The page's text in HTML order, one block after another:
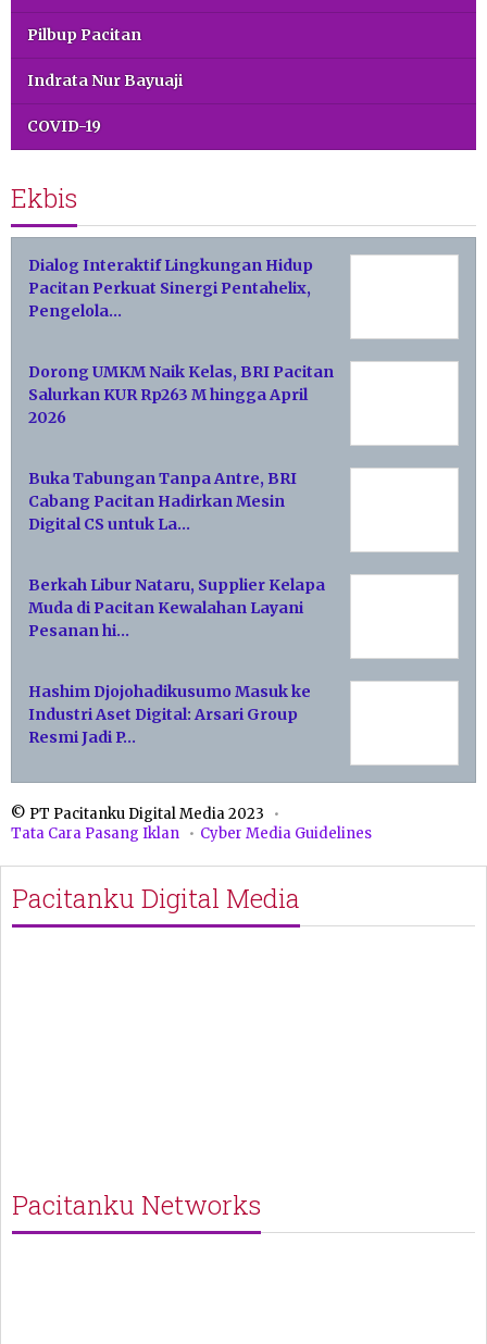
Pilbup Pacitan
Indrata Nur Bayuaji
COVID-19
Ekbis
Dialog Interaktif Lingkungan Hidup
Pacitan Perkuat Sinergi Pentahelix,
Pengelola…
Dorong UMKM Naik Kelas, BRI Pacitan
Salurkan KUR Rp263 M hingga April
2026
Buka Tabungan Tanpa Antre, BRI
Cabang Pacitan Hadirkan Mesin
Digital CS untuk La…
Berkah Libur Nataru, Supplier Kelapa
Muda di Pacitan Kewalahan Layani
Pesanan hi…
Hashim Djojohadikusumo Masuk ke
Industri Aset Digital: Arsari Group
Resmi Jadi P…
© PT Pacitanku Digital Media 2023
Tata Cara Pasang Iklan
Cyber Media Guidelines
Pacitanku Digital Media
Pacitanku Networks